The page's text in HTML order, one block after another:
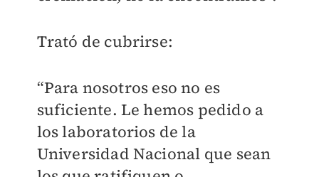
Trató de cubrirse:
“Para nosotros eso no es
suficiente. Le hemos pedido a
los laboratorios de la
Universidad Nacional que sean